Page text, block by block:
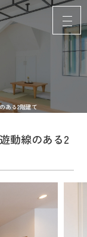
ある2階建て
動線のある2